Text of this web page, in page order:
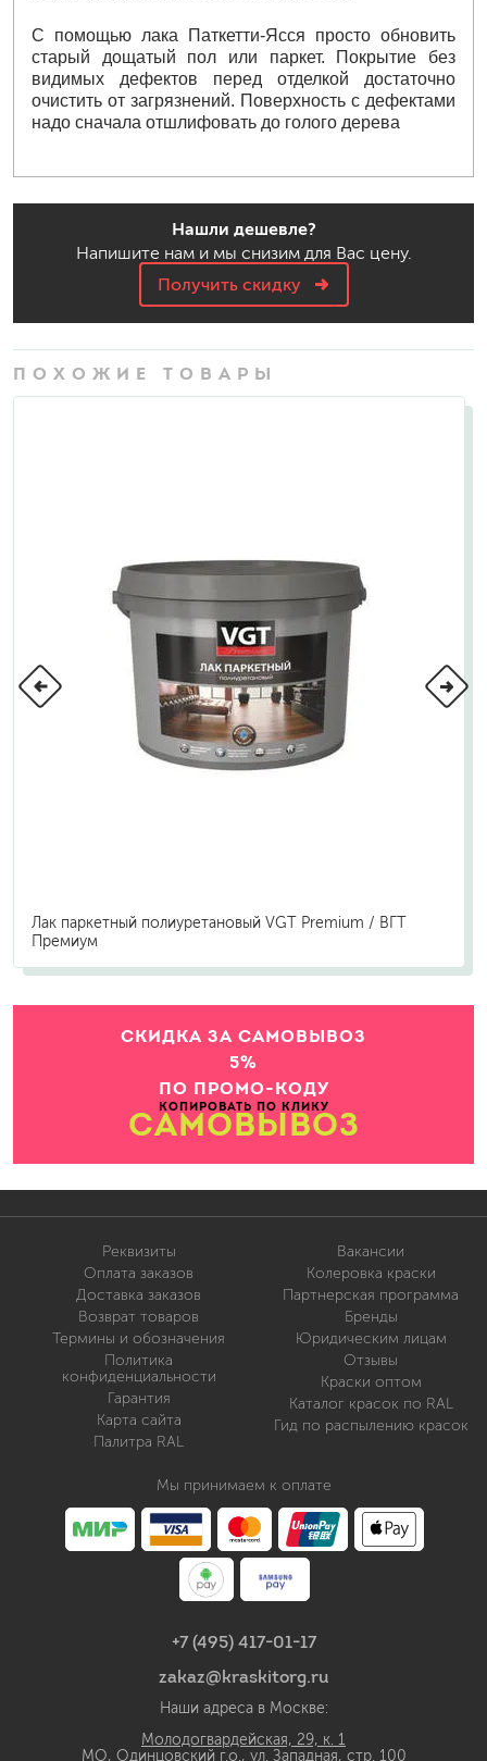
С помощью лака Паткетти-Ясся просто обновить
старый дощатый пол или паркет. Покрытие без
видимых дефектов перед отделкой достаточно
очистить от загрязнений. Поверхность с дефектами
надо сначала отшлифовать до голого дерева
Нашли дешевле?
Напишите нам и мы снизим для Вас цену.
Получить скидку
ПОХОЖИЕ ТОВАРЫ
Лак паркетный полиуретановый VGT Premium / ВГТ
Премиум
СКИДКА ЗА САМОВЫВОЗ
5%
ПО ПРОМО-КОДУ
КОПИРОВАТЬ ПО КЛИКУ
САМОВЫВОЗ
Реквизиты
Оплата заказов
Доставка заказов
Возврат товаров
Термины и обозначения
Политика
конфиденциальности
Гарантия
Карта сайта
Палитра RAL
Вакансии
Колеровка краски
Партнерская программа
Бренды
Юридическим лицам
Отзывы
Краски оптом
Каталог красок по RAL
Гид по распылению красок
Мы принимаем к оплате
+7 (495) 417-01-17
zakaz@kraskitorg.ru
Наши адреса в Москве:
Молодогвардейская, 29, к. 1
МО, Одинцовский г.о., ул. Западная, стр. 100